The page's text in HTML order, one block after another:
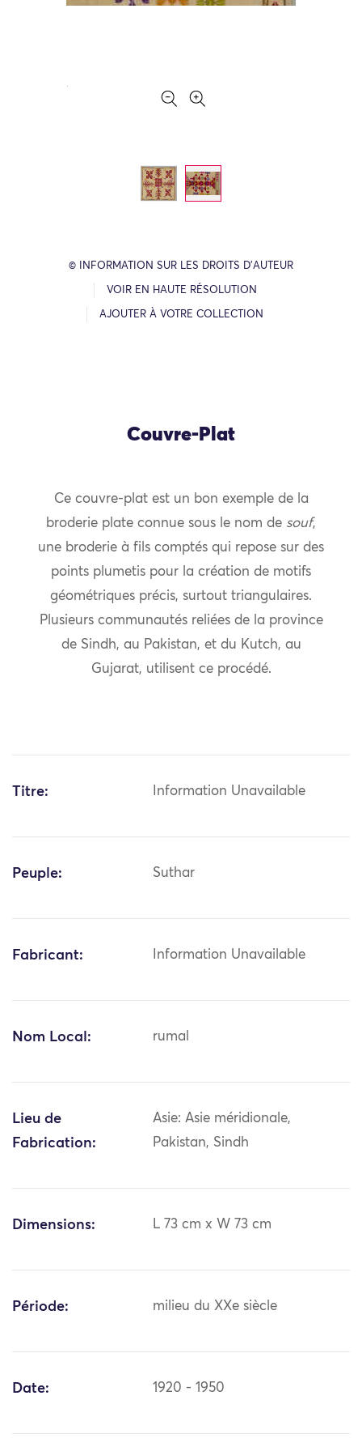
© INFORMATION SUR LES DROITS D’AUTEUR
VOIR EN HAUTE RÉSOLUTION
AJOUTER À VOTRE COLLECTION
Couvre-Plat
Ce couvre-plat est un bon exemple de la
broderie plate connue sous le nom de souf,
une broderie à fils comptés qui repose sur des
points plumetis pour la création de motifs
géométriques précis, surtout triangulaires.
Plusieurs communautés reliées de la province
de Sindh, au Pakistan, et du Kutch, au
Gujarat, utilisent ce procédé.
Titre: Information Unavailable
Peuple: Suthar
Fabricant: Information Unavailable
Nom Local: rumal
Lieu de
Fabrication:
Asie: Asie méridionale,
Pakistan, Sindh
Dimensions: L 73 cm x W 73 cm
Période: milieu du XXe siècle
Date: 1920 - 1950